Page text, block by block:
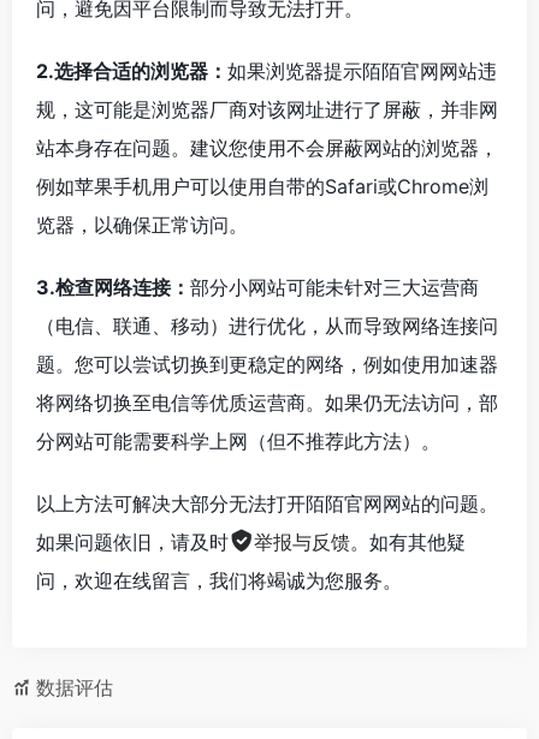
问，避免因平台限制而导致无法打开。
2.选择合适的浏览器： 如果浏览器提示陌陌官网网站违
规，这可能是浏览器厂商对该网址进行了屏蔽，并非网
站本身存在问题。建议您使用不会屏蔽网站的浏览器，
例如苹果手机用户可以使用自带的Safari或Chrome浏
览器，以确保正常访问。
3.检查网络连接： 部分小网站可能未针对三大运营商
（电信、联通、移动）进行优化，从而导致网络连接问
题。您可以尝试切换到更稳定的网络，例如使用加速器
将网络切换至电信等优质运营商。如果仍无法访问，部
分网站可能需要科学上网（但不推荐此方法）。
以上方法可解决大部分无法打开陌陌官网网站的问题。
如果问题依旧，请及时
举报与反馈。如有其他疑
问，欢迎在线留言，我们将竭诚为您服务。
数据评估